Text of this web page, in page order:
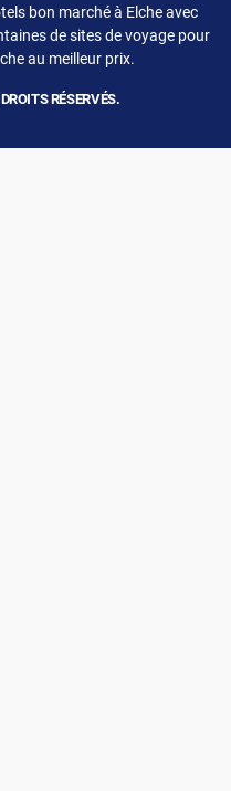
bon marché à Elche avec
de sites de voyage pour
au meilleur prix.
RÉSERVÉS.